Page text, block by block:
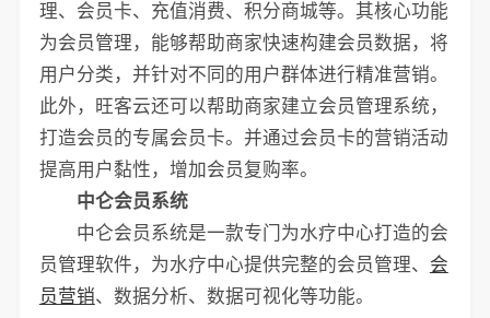
理、会员卡、充值消费、积分商城等。其核心功能
为会员管理，能够帮助商家快速构建会员数据，将
用户分类，并针对不同的用户群体进行精准营销。
此外，旺客云还可以帮助商家建立会员管理系统，
打造会员的专属会员卡。并通过会员卡的营销活动
提高用户黏性，增加会员复购率。
中仑会员系统
中仑会员系统是一款专门为水疗中心打造的会
员管理软件，为水疗中心提供完整的会员管理、 会
员营销、数据分析、数据可视化等功能。